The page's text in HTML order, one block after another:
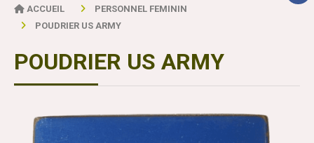
ACCUEIL
PERSONNEL FEMININ
POUDRIER US ARMY
POUDRIER US ARMY